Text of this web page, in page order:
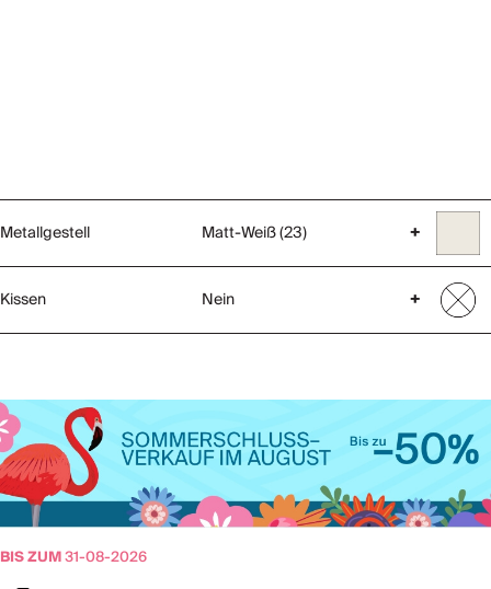
Metallgestell Matt-Weiß (23) +
Kissen Nein +
BIS ZUM31-08-2026